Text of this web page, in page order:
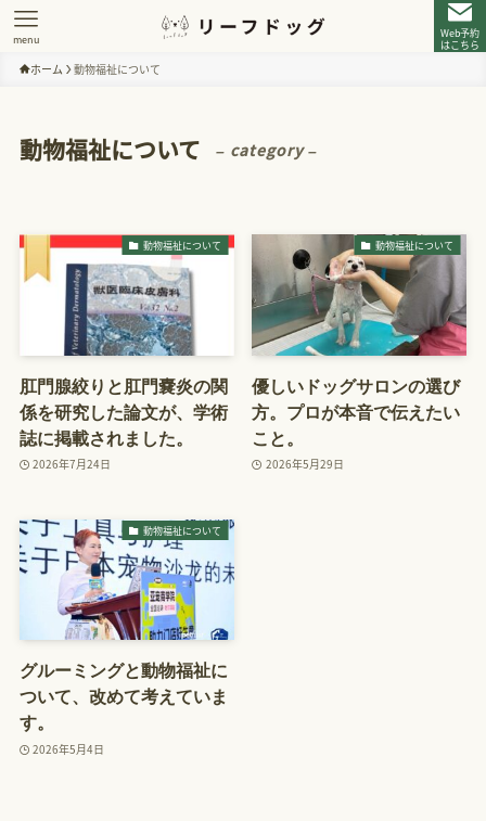
Web予約
はこちら
menu
ホーム 動物福祉について
動物福祉について – category –
動物福祉について
肛門腺絞りと肛門嚢炎の関
係を研究した論文が、学術
誌に掲載されました。
2026年7月24日
動物福祉について
優しいドッグサロンの選び
方。プロが本音で伝えたい
こと。
2026年5月29日
動物福祉について
グルーミングと動物福祉に
ついて、改めて考えていま
す。
2026年5月4日